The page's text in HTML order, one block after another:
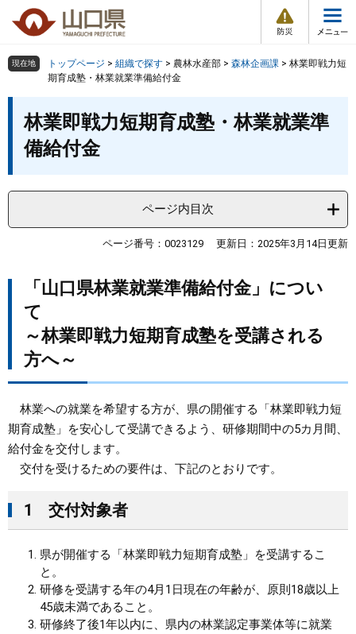
の
頭
ー
飛
情
報
メ
ュ
組織で探す
教育・文化・スポーツ
しごと・産業・観光
まちづくり
県政情報
検索の仕方 組織で探す サイトマップで探す
現在地 トップページ > 組織で探す > 農林水産部 > 森林企画課 > 林業即戦力短
期育成塾・林業就業準備給付金
林業即戦力短期育成塾・林業就業準
備給付金
ページ内目次
ページ番号：0023129 更新日：2025年3月14日更新
​「山口県林業就業準備給付金」につい
て
～林業即戦力短期育成塾を受講される
方へ～
林業への就業を希望する方が、県の開催する「林業即戦力短
期育成塾」を安心して受講できるよう、研修期間中の5カ月間、
給付金を交付します。
交付を受けるための要件は、下記のとおりです。
1 交付対象者
県が開催する「林業即戦力短期育成塾」を受講するこ
と。
研修を受講する年の4月1日現在の年齢が、原則18歳以上
45歳未満であること。
研修終了後1年以内に、県内の林業認定事業体等に就業